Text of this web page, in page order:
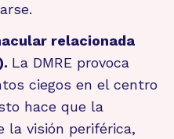
relacionada
La DMRE provoca
ciegos en el centro
hace que la
la visión periférica,